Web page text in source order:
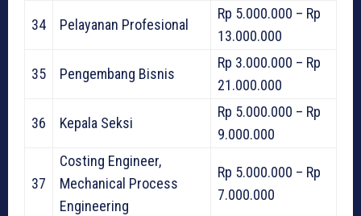
34 Pelayanan Profesional
Rp 5.000.000 – Rp
13.000.000
35 Pengembang Bisnis
Rp 3.000.000 – Rp
21.000.000
36 Kepala Seksi
Rp 5.000.000 – Rp
9.000.000
37
Costing Engineer,
Mechanical Process
Engineering
Rp 5.000.000 – Rp
7.000.000